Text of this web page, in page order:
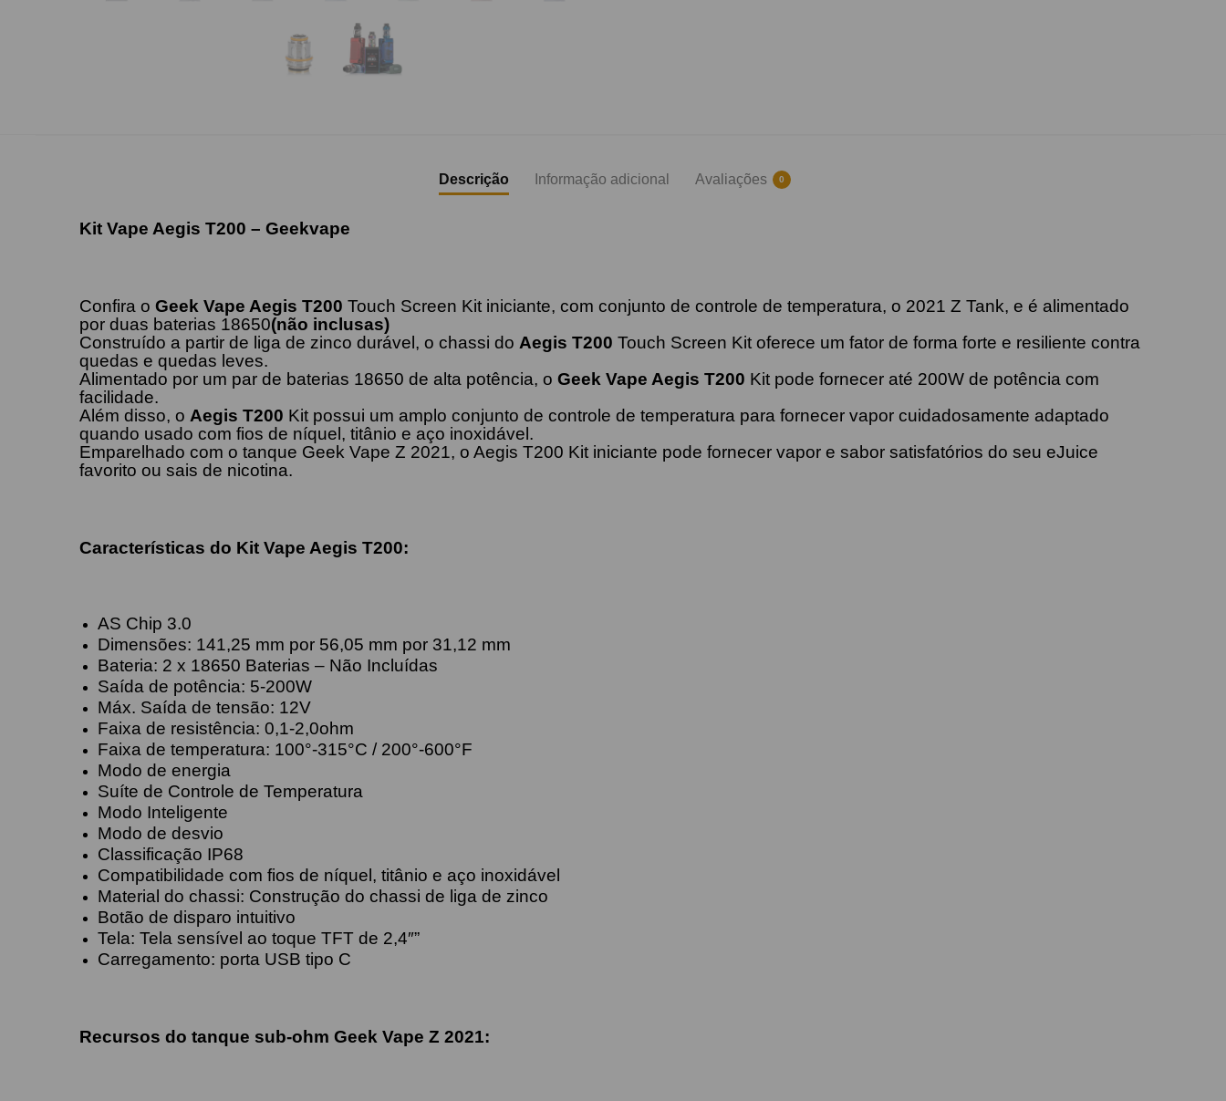
Descrição Informação adicional Avaliações 0
Kit Vape Aegis T200 – Geekvape
Confira oGeek Vape Aegis T200 Touch Screen Kit iniciante, com conjunto de controle de temperatura, o 2021 Z Tank, e é alimentado
por duas baterias 18650(não inclusas)
Construído a partir de liga de zinco durável, o chassi do Aegis T200 Touch Screen Kit oferece um fator de forma forte e resiliente contra
quedas e quedas leves.
Alimentado por um par de baterias 18650 de alta potência, oGeek Vape Aegis T200 Kit pode fornecer até 200W de potência com
facilidade.
Além disso, o Aegis T200 Kit possui um amplo conjunto de controle de temperatura para fornecer vapor cuidadosamente adaptado
quando usado com fios de níquel, titânio e aço inoxidável.
Emparelhado com o tanque Geek Vape Z 2021, o Aegis T200 Kit iniciante pode fornecer vapor e sabor satisfatórios do seu eJuice
favorito ou sais de nicotina.
Características do Kit Vape Aegis T200:
AS Chip 3.0
Dimensões: 141,25 mm por 56,05 mm por 31,12 mm
Bateria: 2 x 18650 Baterias – Não Incluídas
Saída de potência: 5-200W
Máx. Saída de tensão: 12V
Faixa de resistência: 0,1-2,0ohm
Faixa de temperatura: 100°-315°C / 200°-600°F
Modo de energia
Suíte de Controle de Temperatura
Modo Inteligente
Modo de desvio
Classificação IP68
Compatibilidade com fios de níquel, titânio e aço inoxidável
Material do chassi: Construção do chassi de liga de zinco
Botão de disparo intuitivo
Tela: Tela sensível ao toque TFT de 2,4″”
Carregamento: porta USB tipo C
Recursos do tanque sub-ohm Geek Vape Z 2021: